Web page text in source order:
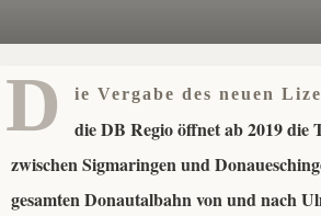
Kommunen & Partner
Fünf Leitbilder
Projekte
D ie Vergabe des neuen
die DB Regio öffnet ab 2019
zwischen Sigmaringen und
gesamten Donautalbahn von und nach